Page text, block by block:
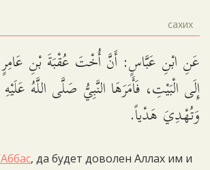
сахих
عَنِ ابْنِ عَبَّاسٍ: أَنَّ أُخْتَ عُقْبَةَ بْنِ
إِلَى الْبَيْتِ، فَأَمَرَهَا النَّبِيُّ صَلَّى اللَّهُ
وَتُهْدِيَ هَدْياً.
, да будет доволен Аллах им и